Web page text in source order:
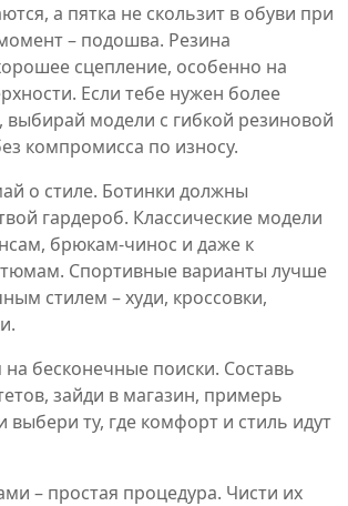
а пятка не скользит в обуви при
– подошва. Резина
сцепление, особенно на
Если тебе нужен более
выбирай модели с гибкой резиновой
компромисса по износу.
о стиле. Ботинки должны
гардероб. Классические модели
брюкам-чинос и даже к
Спортивные варианты лучше
стилем – худи, кроссовки,
бесконечные поиски. Составь
зайди в магазин, примерь
выбери ту, где комфорт и стиль идут
– простая процедура. Чисти их